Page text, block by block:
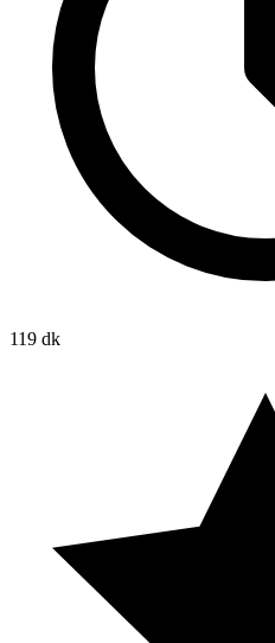
119 dk